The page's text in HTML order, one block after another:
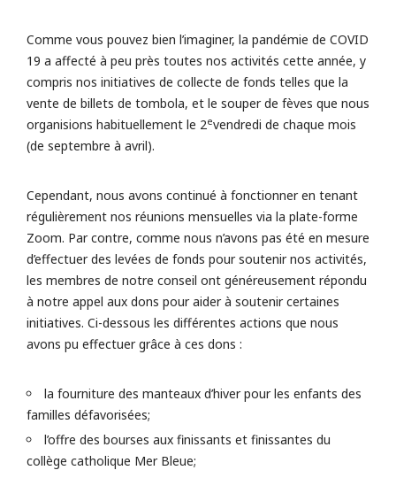
Comme vous pouvez bien l’imaginer, la pandémie de COVID
19 a affecté à peu près toutes nos activités cette année, y
compris nos initiatives de collecte de fonds telles que la
vente de billets de tombola, et le souper de fèves que nous
organisions habituellement le 2evendredi de chaque mois
(de septembre à avril).
Cependant, nous avons continué à fonctionner en tenant
régulièrement nos réunions mensuelles via la plate-forme
Zoom. Par contre, comme nous n’avons pas été en mesure
d’effectuer des levées de fonds pour soutenir nos activités,
les membres de notre conseil ont généreusement répondu
à notre appel aux dons pour aider à soutenir certaines
initiatives. Ci-dessous les différentes actions que nous
avons pu effectuer grâce à ces dons :
la fourniture des manteaux d’hiver pour les enfants des
familles défavorisées;
l’offre des bourses aux finissants et finissantes du
collège catholique Mer Bleue;